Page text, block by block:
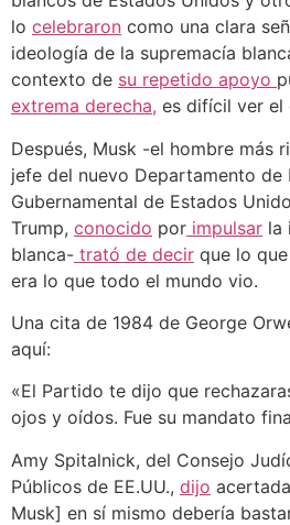
lo celebraron como una clara
ideología de la supremacía
contexto de su repetido apoyo
extrema derecha, es difícil ver el
Después, Musk -el hombre más
jefe del nuevo Departamento de
Gubernamental de Estados
Trump, conocido por impulsar la
blanca- trató de decir que lo
era lo que todo el mundo vio.
Una cita de 1984 de George
aquí:
«El Partido te dijo que
ojos y oídos. Fue su mandato
Amy Spitalnick, del Consejo
Públicos de EE.UU., dijo
Musk] en sí mismo debería